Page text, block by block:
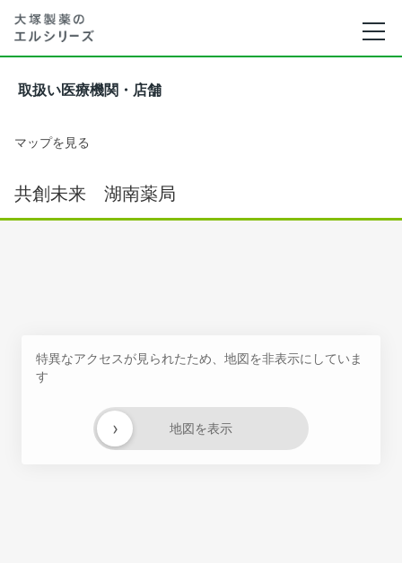
取扱い医療機関・店舗
マップを見る
共創未来 湖南薬局
特異なアクセスが見られたため、地図を非表示にしていま
す
地図を表示
›